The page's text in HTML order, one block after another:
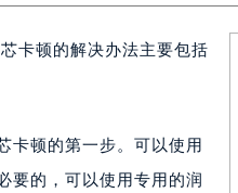
）
卡顿的解决办法主要包括
卡顿的第一步。可以使用
要的，可以使用专用的润